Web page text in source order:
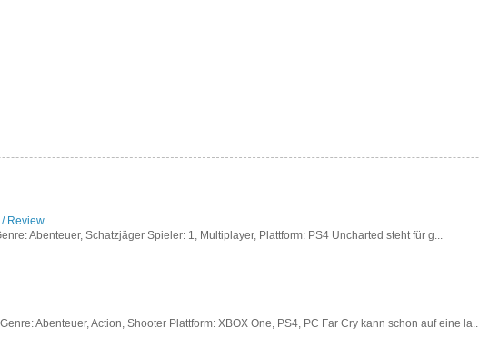
/ Review
Abenteuer, Schatzjäger Spieler: 1, Multiplayer, Plattform: PS4 Uncharted steht für g...
Abenteuer, Action, Shooter Plattform: XBOX One, PS4, PC Far Cry kann schon auf eine la...